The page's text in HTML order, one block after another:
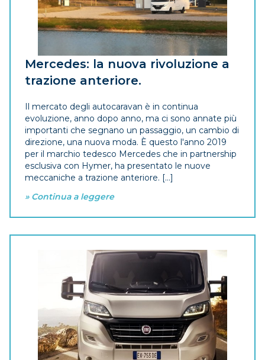
Mercedes: la nuova rivoluzione a
trazione anteriore.
Il mercato degli autocaravan è in continua
evoluzione, anno dopo anno, ma ci sono annate più
importanti che segnano un passaggio, un cambio di
direzione, una nuova moda. È questo l'anno 2019
per il marchio tedesco Mercedes che in partnership
esclusiva con Hymer, ha presentato le nuove
meccaniche a trazione anteriore. [...]
» Continua a leggere